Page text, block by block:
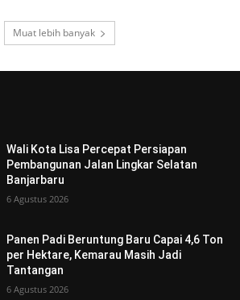
Muat lebih banyak
Wali Kota Lisa Percepat Persiapan
Pembangunan Jalan Lingkar Selatan
Banjarbaru
6 Agustus 2026
Panen Padi Beruntung Baru Capai 4,6 Ton
per Hektare, Kemarau Masih Jadi
Tantangan
6 Agustus 2026